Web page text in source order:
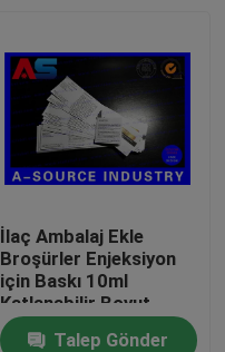
İlaç Ambalaj Ekle
Broşürler Enjeksiyon
için Baskı 10ml
Katlanabilir Boyut
45mm
Talep Gönder